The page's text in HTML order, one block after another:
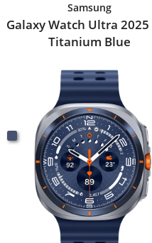
Samsung
Galaxy Watch Ultra 2025
Titanium Blue